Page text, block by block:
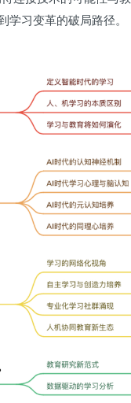
习变革的破局路径。